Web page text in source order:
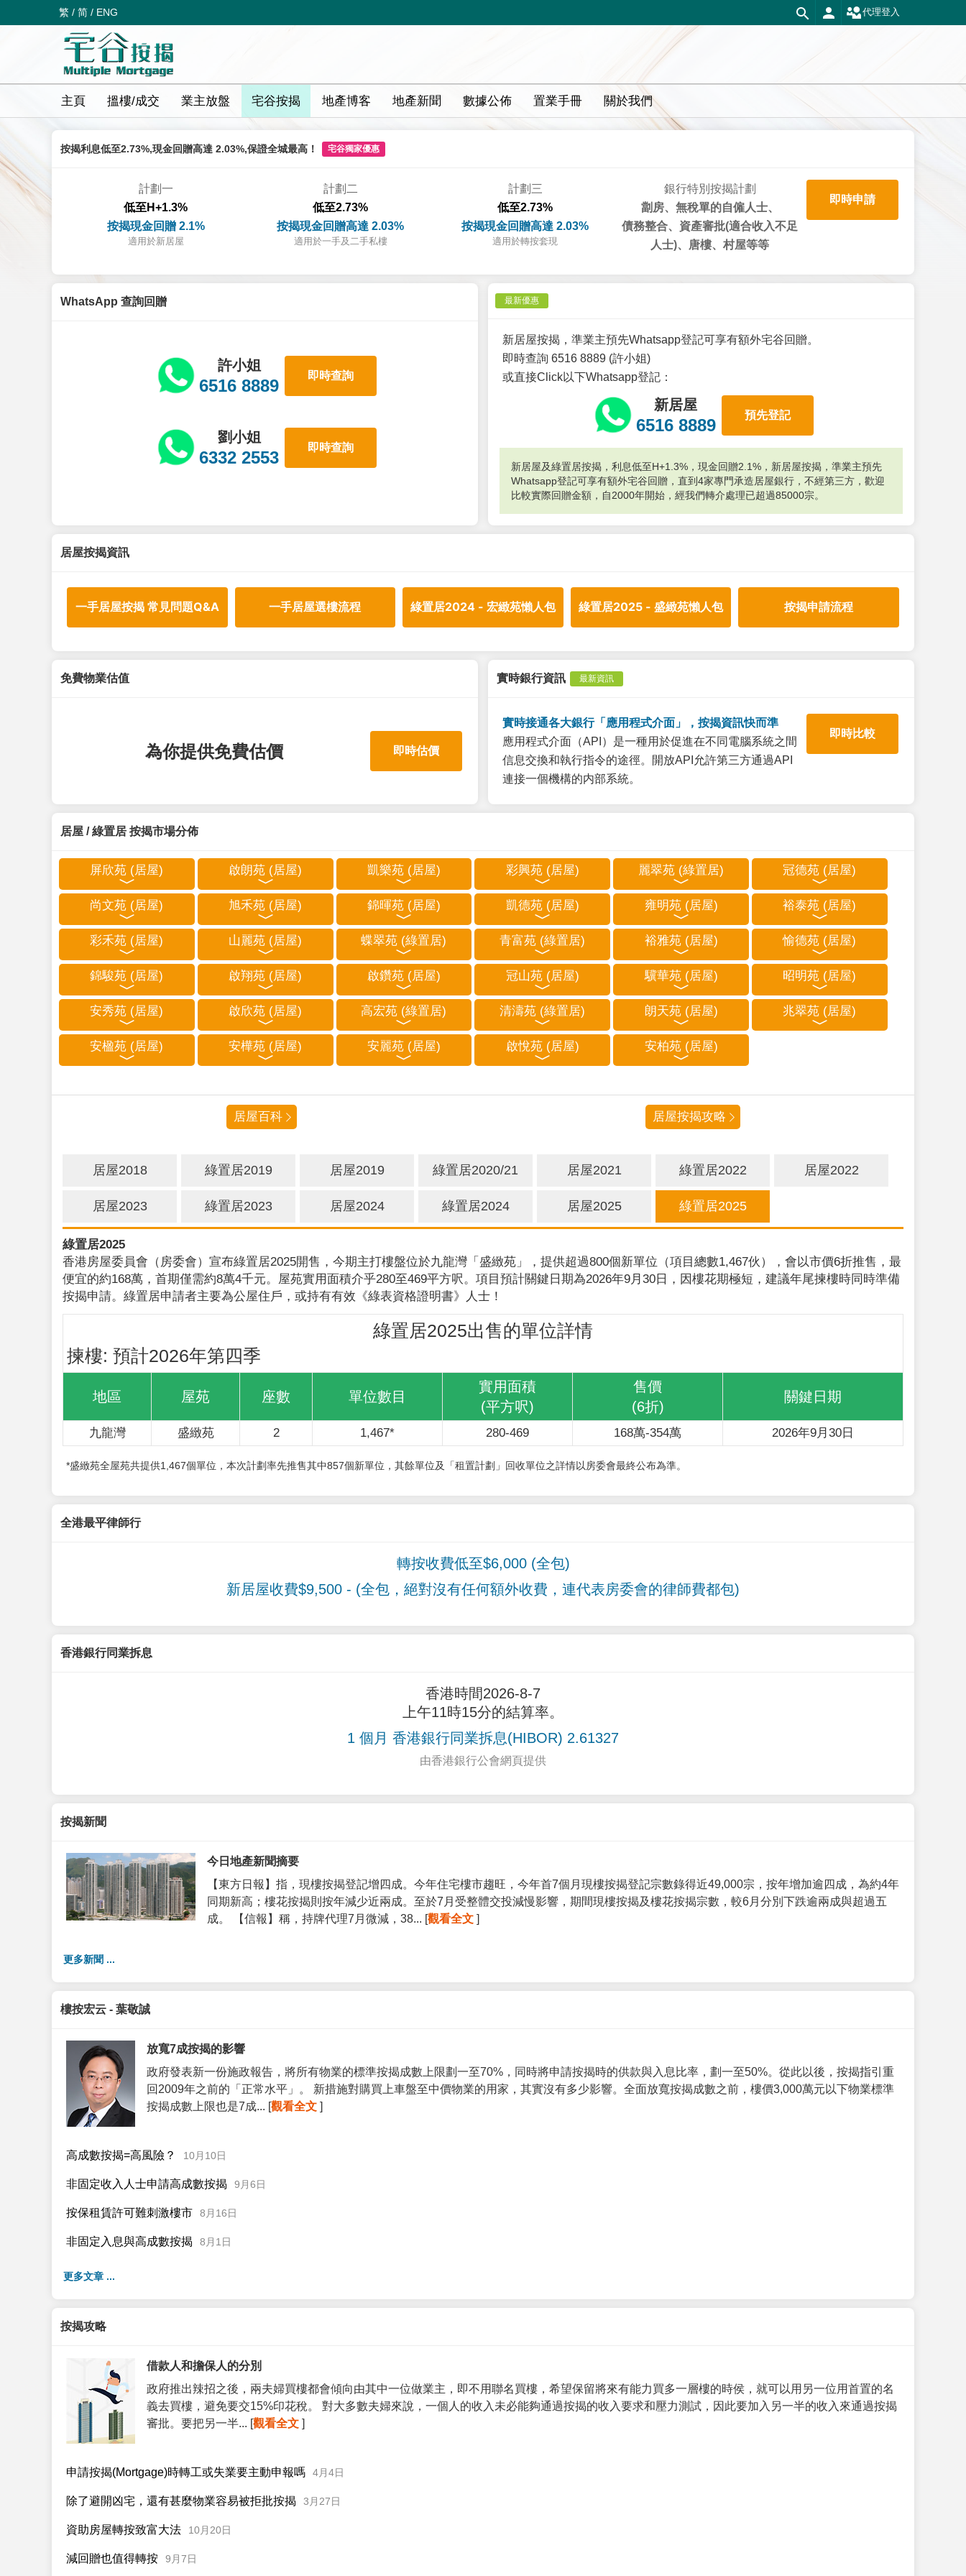
繁 / 简 / ENG 代理登入
主頁 搵樓/成交 業主放盤 宅谷按揭 地產博客 地產新聞 數據公佈 置業手冊 關於我們
按揭利息低至2.73%,現金回贈高達 2.03%,保證全城最高！ 宅谷獨家優惠
計劃一
低至H+1.3%
按揭現金回贈 2.1%
適用於新居屋
計劃二
低至2.73%
按揭現金回贈高達 2.03%
適用於一手及二手私樓
計劃三
低至2.73%
按揭現金回贈高達 2.03%
適用於轉按套現
銀行特別按揭計劃
劏房、無稅單的自僱人士、
債務整合、資產審批(適合收入不足
人士)、唐樓、村屋等等
即時申請
WhatsApp 查詢回贈
許小姐
6516 8889
即時查詢
劉小姐
6332 2553
即時查詢
最新優惠
新居屋按揭，準業主預先Whatsapp登記可享有額外宅谷回贈。
即時查詢 6516 8889 (許小姐)
或直接Click以下Whatsapp登記：
新居屋
6516 8889
預先登記
新居屋及綠置居按揭，利息低至H+1.3%，現金回贈2.1%，新居屋按揭，準業主預先
Whatsapp登記可享有額外宅谷回贈，直到4家專門承造居屋銀行，不經第三方，歡迎
比較實際回贈金額，自2000年開始，經我們轉介處理已超過85000宗。
居屋按揭資訊
一手居屋按揭 常見問題Q&A 一手居屋選樓流程 綠置居2024 - 宏緻苑懶人包 綠置居2025 - 盛緻苑懶人包 按揭申請流程
免費物業估值
為你提供免費估價 即時估價
實時銀行資訊 最新資訊
實時接通各大銀行「應用程式介面」，按揭資訊快而準
應用程式介面（API）是一種用於促進在不同電腦系統之間
信息交換和執行指令的途徑。開放API允許第三方通過API
連接一個機構的内部系統。
即時比較
居屋 / 綠置居 按揭市場分佈
屏欣苑 (居屋) 啟朗苑 (居屋) 凱樂苑 (居屋) 彩興苑 (居屋) 麗翠苑 (綠置居) 冠德苑 (居屋)
尚文苑 (居屋) 旭禾苑 (居屋) 錦暉苑 (居屋) 凱德苑 (居屋) 雍明苑 (居屋) 裕泰苑 (居屋)
彩禾苑 (居屋) 山麗苑 (居屋) 蝶翠苑 (綠置居) 青富苑 (綠置居) 裕雅苑 (居屋) 愉德苑 (居屋)
錦駿苑 (居屋) 啟翔苑 (居屋) 啟鑽苑 (居屋) 冠山苑 (居屋) 驥華苑 (居屋) 昭明苑 (居屋)
安秀苑 (居屋) 啟欣苑 (居屋) 高宏苑 (綠置居) 清濤苑 (綠置居) 朗天苑 (居屋) 兆翠苑 (居屋)
安楹苑 (居屋) 安樺苑 (居屋) 安麗苑 (居屋) 啟悅苑 (居屋) 安柏苑 (居屋)
居屋百科 居屋按揭攻略
居屋2018 綠置居2019 居屋2019 綠置居2020/21 居屋2021 綠置居2022 居屋2022
居屋2023 綠置居2023 居屋2024 綠置居2024 居屋2025 綠置居2025
綠置居2025
香港房屋委員會（房委會）宣布綠置居2025開售，今期主打樓盤位於九龍灣「盛緻苑」，提供超過800個新單位（項目總數1,467伙），會以市價6折推售，最
便宜的約168萬，首期僅需約8萬4千元。屋苑實用面積介乎280至469平方呎。項目預計關鍵日期為2026年9月30日，因樓花期極短，建議年尾揀樓時同時準備
按揭申請。綠置居申請者主要為公屋住戶，或持有有效《綠表資格證明書》人士！
綠置居2025出售的單位詳情
揀樓: 預計2026年第四季
地區 屋苑 座數 單位數目
實用面積
(平方呎)
售價
(6折)
關鍵日期
九龍灣 盛緻苑 2 1,467* 280-469 168萬-354萬 2026年9月30日
*盛緻苑全屋苑共提供1,467個單位，本次計劃率先推售其中857個新單位，其餘單位及「租置計劃」回收單位之詳情以房委會最終公布為準。
全港最平律師行
轉按收費低至$6,000 (全包)
新居屋收費$9,500 - (全包，絕對沒有任何額外收費，連代表房委會的律師費都包)
香港銀行同業拆息
香港時間2026-8-7
上午11時15分的結算率。
1 個月 香港銀行同業拆息(HIBOR) 2.61327
由香港銀行公會網頁提供
按揭新聞
今日地產新聞摘要
【東方日報】指，現樓按揭登記增四成。今年住宅樓市趨旺，今年首7個月現樓按揭登記宗數錄得近49,000宗，按年增加逾四成，為約4年
同期新高；樓花按揭則按年減少近兩成。至於7月受整體交投減慢影響，期間現樓按揭及樓花按揭宗數，較6月分別下跌逾兩成與超過五
成。 【信報】稱，持牌代理7月微減，38... [觀看全文 ]
更多新聞 ...
樓按宏云 - 葉敬誠
放寬7成按揭的影響
政府發表新一份施政報告，將所有物業的標準按揭成數上限劃一至70%，同時將申請按揭時的供款與入息比率，劃一至50%。從此以後，按揭指引重
回2009年之前的「正常水平」。 新措施對購買上車盤至中價物業的用家，其實沒有多少影響。全面放寬按揭成數之前，樓價3,000萬元以下物業標準
按揭成數上限也是7成... [觀看全文 ]
高成數按揭=高風險？ 10月10日
非固定收入人士申請高成數按揭 9月6日
按保租賃許可難刺激樓市 8月16日
非固定入息與高成數按揭 8月1日
更多文章 ...
按揭攻略
借款人和擔保人的分別
政府推出辣招之後，兩夫婦買樓都會傾向由其中一位做業主，即不用聯名買樓，希望保留將來有能力買多一層樓的時侯，就可以用另一位用首置的名
義去買樓，避免要交15%印花稅。 對大多數夫婦來說，一個人的收入未必能夠通過按揭的收入要求和壓力測試，因此要加入另一半的收入來通過按揭
審批。要把另一半... [觀看全文 ]
申請按揭(Mortgage)時轉工或失業要主動申報嗎 4月4日
除了避開凶宅，還有甚麼物業容易被拒批按揭 3月27日
資助房屋轉按致富大法 10月20日
減回贈也值得轉按 9月7日